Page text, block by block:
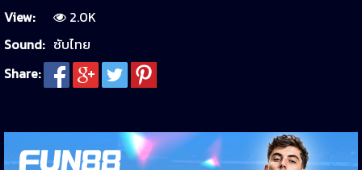
View:
2.0K
Sound: ซับไทย
Share: